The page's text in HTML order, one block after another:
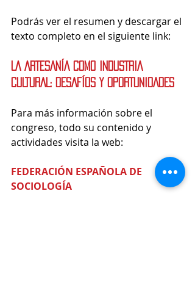
Podrás ver el resumen y descargar el
texto completo en el siguiente link:
LA ARTESANÍA COMO INDUSTRIA
CULTURAL: DESAFÍOS Y OPORTUNIDADES
Para más información sobre el
congreso, todo su contenido y
actividades visita la web:
FEDERACIÓN ESPAÑOLA DE
SOCIOLOGÍA